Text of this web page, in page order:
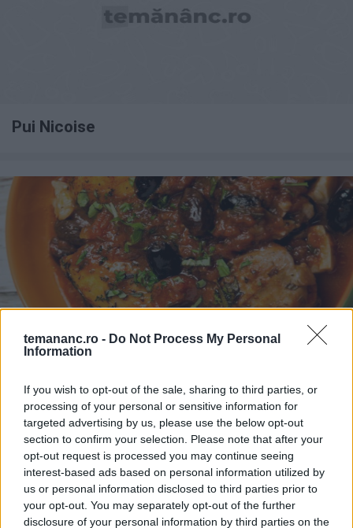
temananc.ro - Do Not Process My Personal
Information
If you wish to opt-out of the sale, sharing to third parties, or
processing of your personal or sensitive information for
targeted advertising by us, please use the below opt-out
section to confirm your selection. Please note that after your
opt-out request is processed you may continue seeing
interest-based ads based on personal information utilized by
us or personal information disclosed to third parties prior to
your opt-out. You may separately opt-out of the further
disclosure of your personal information by third parties on the
Pui Nicoise
Tocăniță Nicoise din pulpe de pui